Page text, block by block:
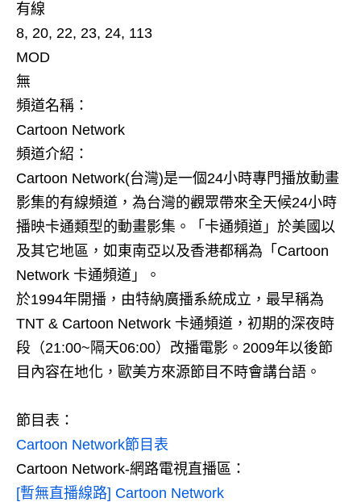
有線
8, 20, 22, 23, 24, 113
MOD
無
頻道名稱：
Cartoon Network
頻道介紹：
Cartoon Network(台灣)是一個24小時專門播放動畫
影集的有線頻道，為台灣的觀眾帶來全天候24小時
播映卡通類型的動畫影集。「卡通頻道」於美國以
及其它地區，如東南亞以及香港都稱為「Cartoon
Network 卡通頻道」。
於1994年開播，由特納廣播系統成立，最早稱為
TNT & Cartoon Network 卡通頻道，初期的深夜時
段（21:00~隔天06:00）改播電影。2009年以後節
目內容在地化，歐美方來源節目不時會講台語。
節目表：
Cartoon Network節目表
Cartoon Network-網路電視直播區：
[暫無直播線路] Cartoon Network